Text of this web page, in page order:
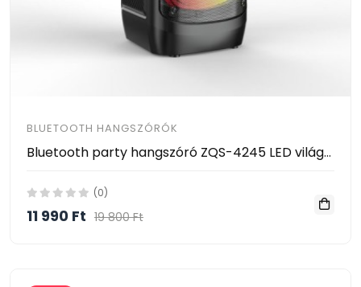
BLUETOOTH HANGSZÓRÓK
Bluetooth party hangszóró ZQS-4245 LED világítással karaoke mikrofonnal és távirányítóval
(0)
11 990 Ft 19 800 Ft